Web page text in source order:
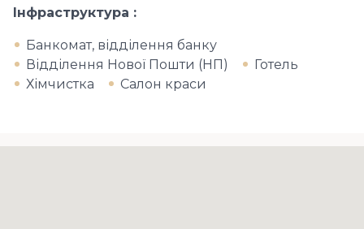
Інфраструктура
Банкомат, відділення банку
Відділення Нової Пошти (НП)
Готель
Хімчистка
Салон краси